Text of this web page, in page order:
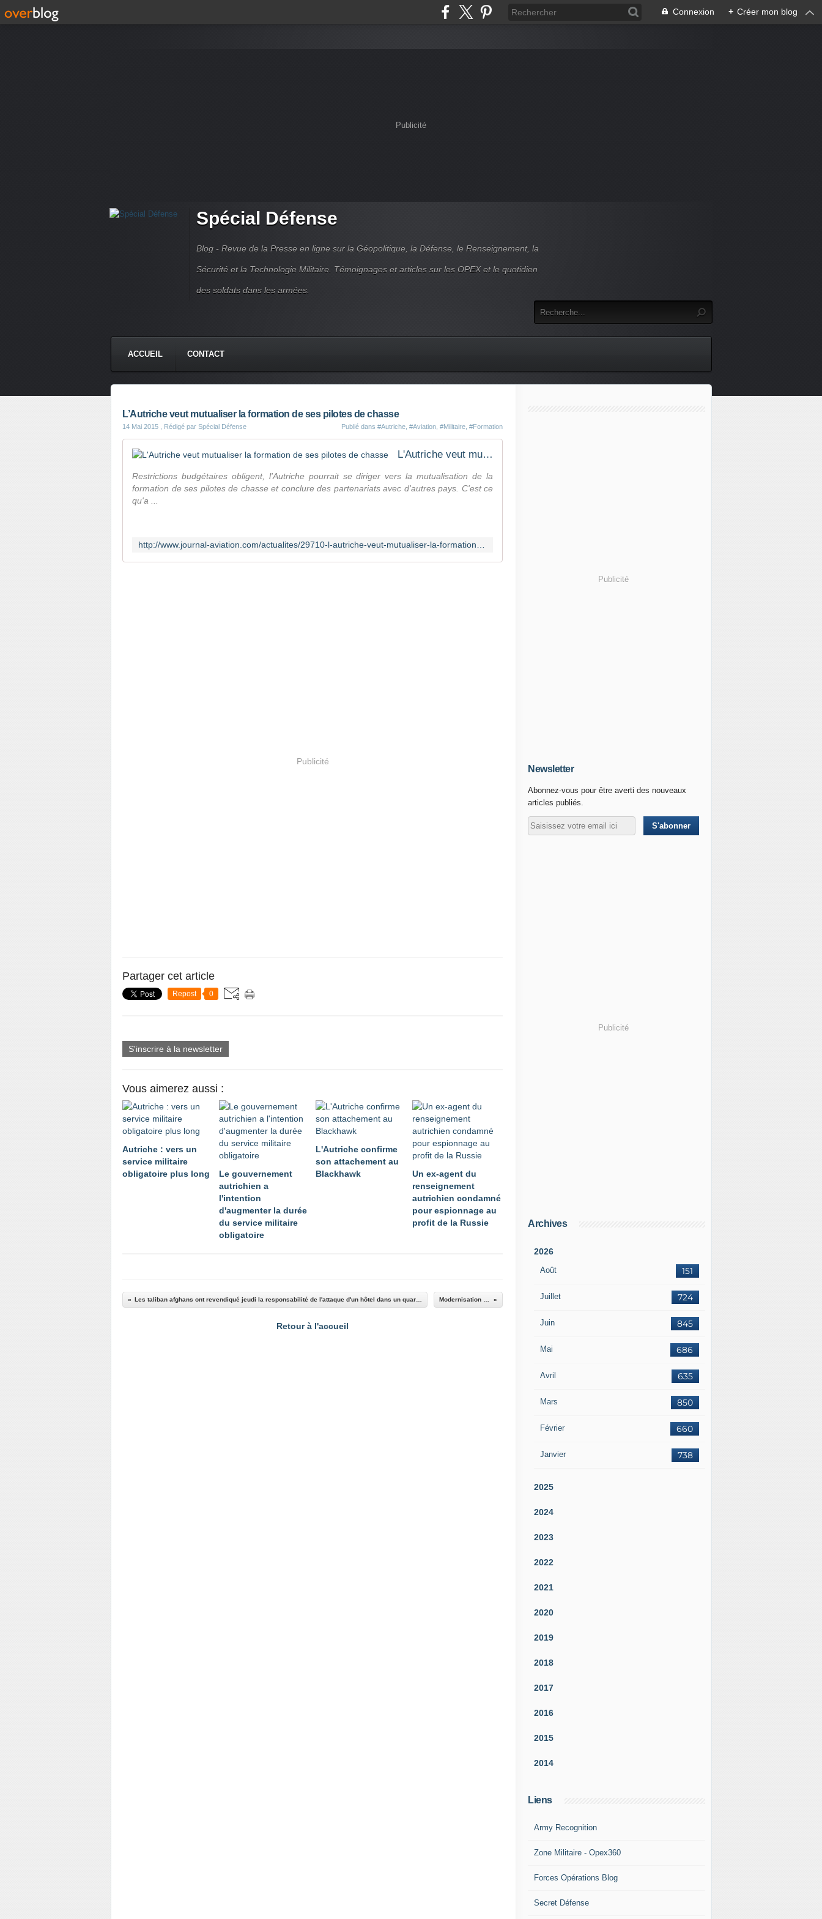
Connexion + Créer mon blog
Publicité
Spécial Défense
Blog - Revue de la Presse en ligne sur la Géopolitique, la Défense, le Renseignement, la
Sécurité et la Technologie Militaire. Témoignages et articles sur les OPEX et le quotidien
des soldats dans les armées.
ACCUEIL CONTACT
L’Autriche veut mutualiser la formation de ses pilotes de chasse
14 Mai 2015 , Rédigé par Spécial Défense Publié dans #Autriche #Aviation #Militaire #Formation
L'Autriche veut mutualiser la formation de ses pilotes de chasse
Restrictions budgétaires obligent, l'Autriche pourrait se diriger vers la mutualisation de la
formation de ses pilotes de chasse et conclure des partenariats avec d'autres pays. C'est ce
qu'a ...
Publicité
Partager cet article
Repost 0
S'inscrire à la newsletter
Vous aimerez aussi :
Autriche : vers un
service militaire
obligatoire plus long
Le gouvernement
autrichien a
l'intention
d'augmenter la durée
du service militaire
obligatoire
L'Autriche confirme
son attachement au
Blackhawk
Un ex-agent du
renseignement
autrichien condamné
pour espionnage au
profit de la Russie
Retour à l'accueil
Publicité
Newsletter
Abonnez-vous pour être averti des nouveaux
articles publiés.
Publicité
Archives
2026
Août 151
Juillet 724
Juin 845
Mai 686
Avril 635
Mars 850
Février 660
Janvier 738
2025
2024
2023
2022
2021
2020
2019
2018
2017
2016
2015
2014
Liens
Army Recognition
Zone Militaire - Opex360
Forces Opérations Blog
Secret Défense